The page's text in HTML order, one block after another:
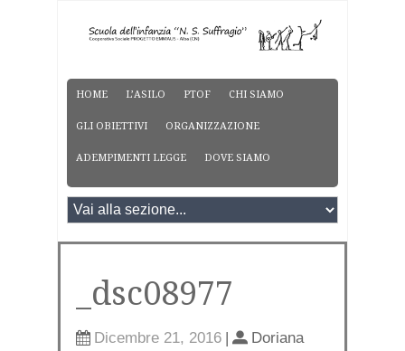
HOME L’ASILO PTOF CHI SIAMO
GLI OBIETTIVI ORGANIZZAZIONE
ADEMPIMENTI LEGGE DOVE SIAMO
_dsc08977
Dicembre 21, 2016 |
Doriana